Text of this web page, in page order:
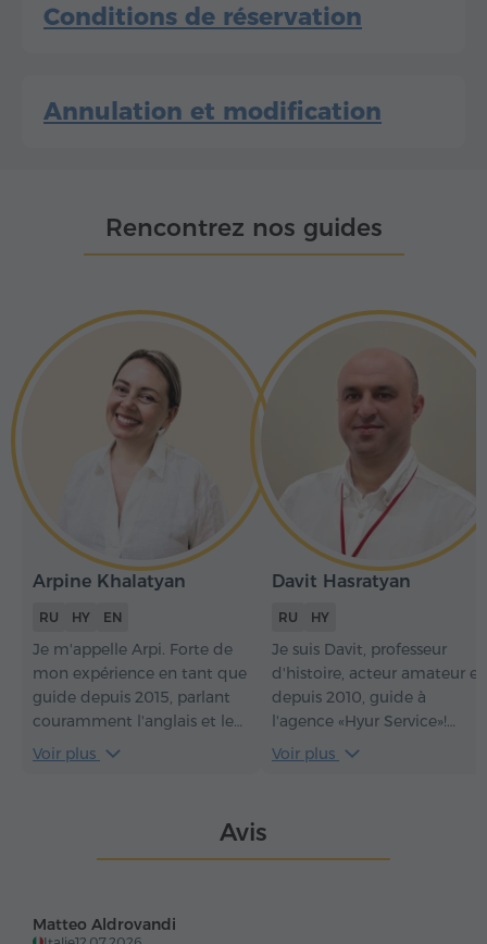
Conditions de réservation
Annulation et modification
Rencontrez nos guides
Arpine Khalatyan
RU HY EN
Je m'appelle Arpi. Forte de
mon expérience en tant que
guide depuis 2015, parlant
couramment l'anglais et le
russe et possédant de vastes
connaissances en histoire et
desquelles vous découvrirez
Voir plus
Davit Hasratyan
RU HY
Je suis Davit, professeur
d'histoire, acteur amateur et
depuis 2010, guide à
l'agence «Hyur Service»!
J'aime mon pays et je
m'efforce de faire en sorte
visiteurs et leur donne envie
Voir plus
Avis
Matteo Aldrovandi